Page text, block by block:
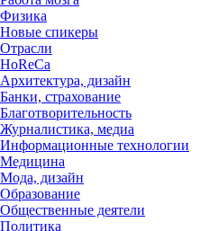
Физика
Новые спикеры
Отрасли
HoReCa
Архитектура, дизайн
Банки, страхование
Благотворительность
Журналистика, медиа
Информационные технологии
Медицина
Мода, дизайн
Образование
Общественные деятели
Политика